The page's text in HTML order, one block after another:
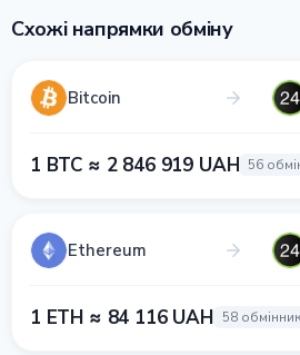
Схожі напрямки обміну
Bitcoin
1 BTC ≈ 2 846 919 UAH 56
Ethereum
1 ETH ≈ 84 116 UAH 58